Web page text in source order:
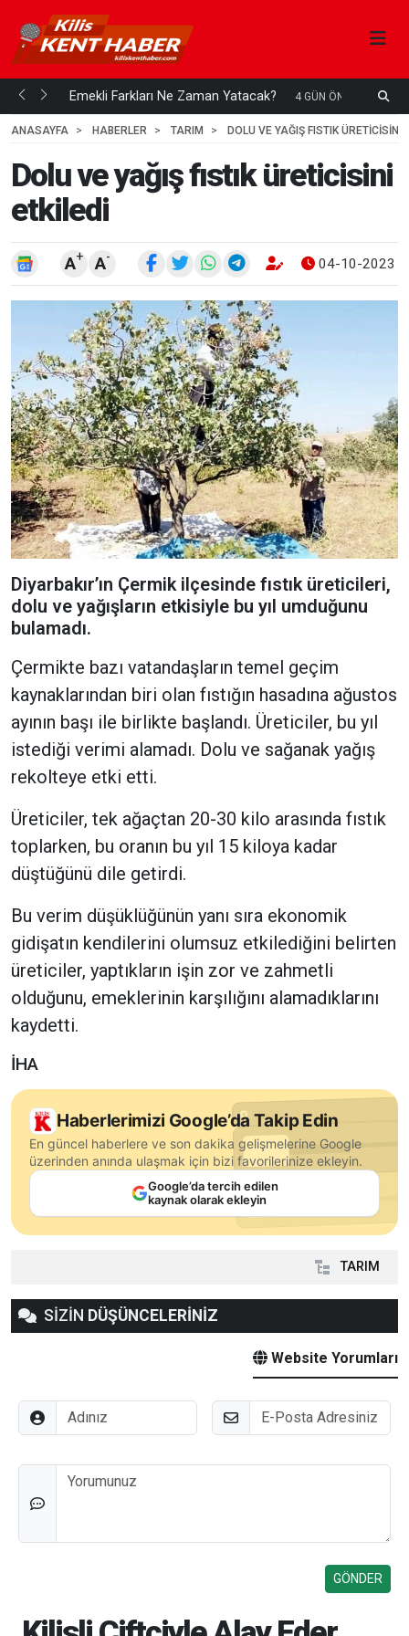
mi... Emekli Farkları Ne Zaman Yatacak? 4 GÜN ÖNCE
ANASAYFA
HABERLER TARIM DOLU VE YAĞIŞ FISTIK ÜRETICISINI
Dolu ve yağış fıstık üreticisini
etkiledi
A+ A- 04-10-2023
Diyarbakır’ın Çermik ilçesinde fıstık üreticileri,
dolu ve yağışların etkisiyle bu yıl umduğunu
bulamadı.
Çermikte bazı vatandaşların temel geçim
kaynaklarından biri olan fıstığın hasadına ağustos
ayının başı ile birlikte başlandı. Üreticiler, bu yıl
istediği verimi alamadı. Dolu ve sağanak yağış
rekolteye etki etti.
Üreticiler, tek ağaçtan 20-30 kilo arasında fıstık
toplarken, bu oranın bu yıl 15 kiloya kadar
düştüğünü dile getirdi.
Bu verim düşüklüğünün yanı sıra ekonomik
gidişatın kendilerini olumsuz etkilediğini belirten
üreticiler, yaptıkların işin zor ve zahmetli
olduğunu, emeklerinin karşılığını alamadıklarını
kaydetti.
İHA
Haberlerimizi Google’da Takip Edin
En güncel haberlere ve son dakika gelişmelerine Google
üzerinden anında ulaşmak için bizi favorilerinize ekleyin.
Google’da tercih edilen
kaynak olarak ekleyin
TARIM
SİZİN DÜŞÜNCELERİNİZ
Website Yorumları
Adınız E-Posta
Düşünceleriniz